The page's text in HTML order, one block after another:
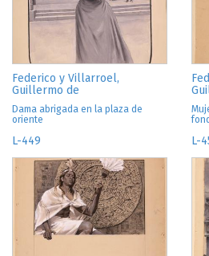
Federico y Villarroel,
Guillermo de
Dama abrigada en la plaza de
oriente
L-449 L-